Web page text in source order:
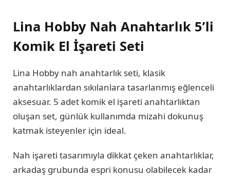
Lina Hobby Nah Anahtarlık 5’li
Komik El İşareti Seti
Lina Hobby nah anahtarlık seti, klasik
anahtarlıklardan sıkılanlara tasarlanmış eğlenceli
aksesuar. 5 adet komik el işareti anahtarlıktan
oluşan set, günlük kullanımda mizahi dokunuş
katmak isteyenler için ideal.
Nah işareti tasarımıyla dikkat çeken anahtarlıklar,
arkadaş grubunda espri konusu olabilecek kadar